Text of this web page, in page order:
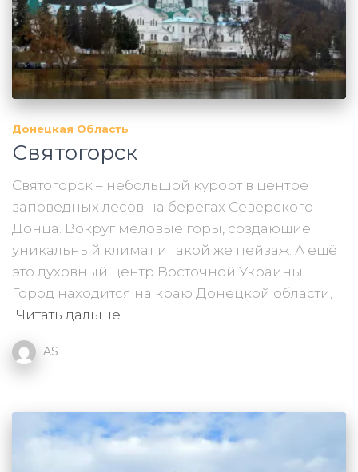
Донецкая Область
Святогорск
Святогорск – небольшой курорт в центре
заповедных лесов на берегах Северского
Донца. Вокруг меловые горы, создающие
уникальный климат и такой же пейзаж. А ещё
это духовный центр Восточной Украины.
Город находится на краю Донецкой области,
Читать дальше…
AS